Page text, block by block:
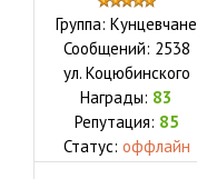
Группа: Кунцевчане
Сообщений: 2538
ул. Коцюбинского
Награды: 83
Репутация: 85
Статус: оффлайн